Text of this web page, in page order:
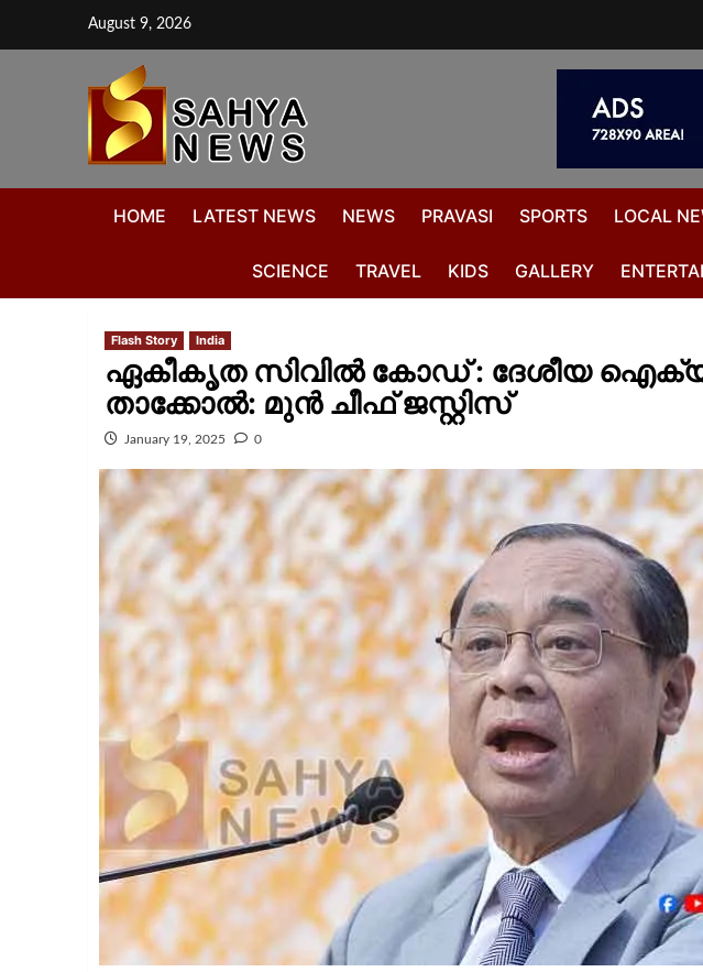
August 9, 2026
HOME LATEST NEWS NEWS PRAVASI SPORTS LOCAL
SCIENCE TRAVEL KIDS GALLERY
Flash Story India
ഏകീകൃത സിവിൽ കോഡ് : ദേശീയ
താക്കോൽ: മുൻ ചീഫ് ജസ്റ്റിസ്
January 19, 2025 0